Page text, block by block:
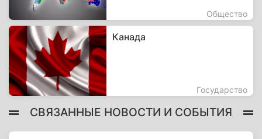
Общество
Канада
Государство
СВЯЗАННЫЕ НОВОСТИ И СОБЫТИЯ